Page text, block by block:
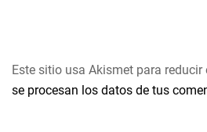
Este sitio usa Akismet para reducir
se procesan los datos de tus